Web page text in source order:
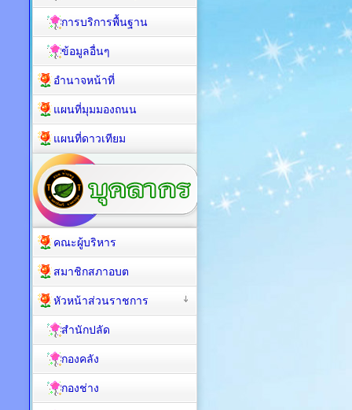
การบริการพื้นฐาน
ข้อมูลอื่นๆ
อำนาจหน้าที่
แผนที่มุมมองถนน
แผนที่ดาวเทียม
คณะผู้บริหาร
สมาชิกสภาอบต
หัวหน้าส่วนราชการ
สำนักปลัด
กองคลัง
กองช่าง